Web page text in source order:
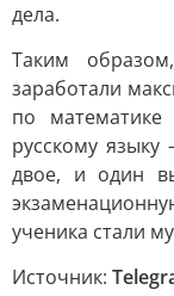
дела.
Таким
заработали
по
русскому
двое, и один
ученика стали
Источник: